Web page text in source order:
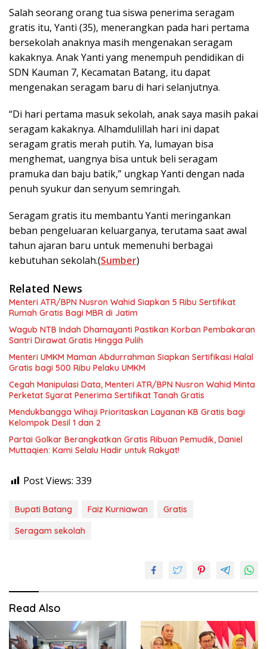
Salah seorang orang tua siswa penerima seragam
gratis itu, Yanti (35), menerangkan pada hari pertama
bersekolah anaknya masih mengenakan seragam
kakaknya. Anak Yanti yang menempuh pendidikan di
SDN Kauman 7, Kecamatan Batang, itu dapat
mengenakan seragam baru di hari selanjutnya.
“Di hari pertama masuk sekolah, anak saya masih pakai
seragam kakaknya. Alhamdulillah hari ini dapat
seragam gratis merah putih. Ya, lumayan bisa
menghemat, uangnya bisa untuk beli seragam
pramuka dan baju batik,” ungkap Yanti dengan nada
penuh syukur dan senyum semringah.
Seragam gratis itu membantu Yanti meringankan
beban pengeluaran keluarganya, terutama saat awal
tahun ajaran baru untuk memenuhi berbagai
kebutuhan sekolah.(Sumber)
Related News
Menteri ATR/BPN Nusron Wahid Siapkan 5 Ribu Sertifikat
Rumah Gratis Bagi MBR di Jatim
Wagub NTB Indah Dhamayanti Pastikan Korban Pembakaran
Santri Dirawat Gratis Hingga Pulih
Menteri UMKM Maman Abdurrahman Siapkan Sertifikasi Halal
Gratis bagi 500 Ribu Pelaku UMKM
Cegah Manipulasi Data, Menteri ATR/BPN Nusron Wahid Minta
Perketat Syarat Penerima Sertifikat Tanah Gratis
Mendukbangga Wihaji Prioritaskan Layanan KB Gratis bagi
Kelompok Desil 1 dan 2
Partai Golkar Berangkatkan Gratis Ribuan Pemudik, Daniel
Muttaqien: Kami Selalu Hadir untuk Rakyat!
Post Views: 339
Bupati Batang Faiz Kurniawan
Gratis
Seragam sekolah
Read Also